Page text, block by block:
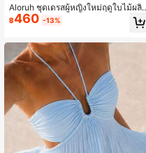
Aloruh ชุดเดรสผู้หญิงใหม่ฤดูใบไม้ผลิ/
ฤดูร้อน คอวีลึกแต่งระบาย ขอบลูกไม้ ท
รงบอดี้คอนหางเงือก สีขาว สไตล์โบฮีเมี
฿460 -13%